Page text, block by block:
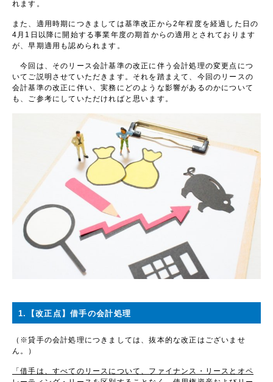
れます。
また、適用時期につきましては基準改正から2年程度を経過した日の
4月1日以降に開始する事業年度の期首からの適用とされております
が、早期適用も認められます。
今回は、そのリース会計基準の改正に伴う会計処理の変更点につ
いてご説明させていただきます。それを踏まえて、今回のリースの
会計基準の改正に伴い、実務にどのような影響があるのかについて
も、ご参考にしていただければと思います。
1.【改正点】借手の会計処理
（※貸手の会計処理につきましては、抜本的な改正はございませ
ん。）
「借手は、すべてのリースについて、ファイナンス・リースとオペ